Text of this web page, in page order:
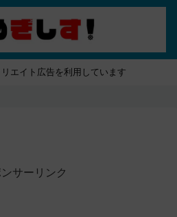
エイト広告を利用しています
ンサーリンク